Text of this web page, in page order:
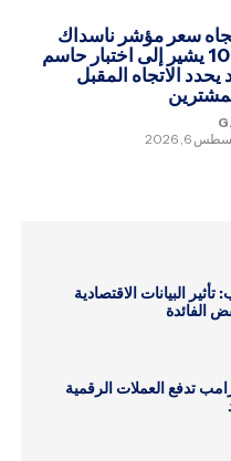
سعر مؤشر ناسداك
100 يشير إلى اختبار حاسم
يحدد الاتجاه المقبل
6, 2026
البيانات الاقتصادية
الفائدة
تدفع العملات الرقمية